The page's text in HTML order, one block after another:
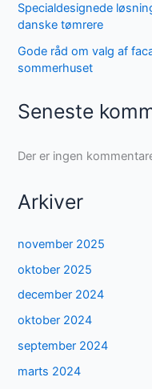
Specialdesignede
danske tømrere
Gode råd om valg af
sommerhuset
Seneste
Der er ingen
Arkiver
november 2025
oktober 2025
december 2024
oktober 2024
september 2024
marts 2024